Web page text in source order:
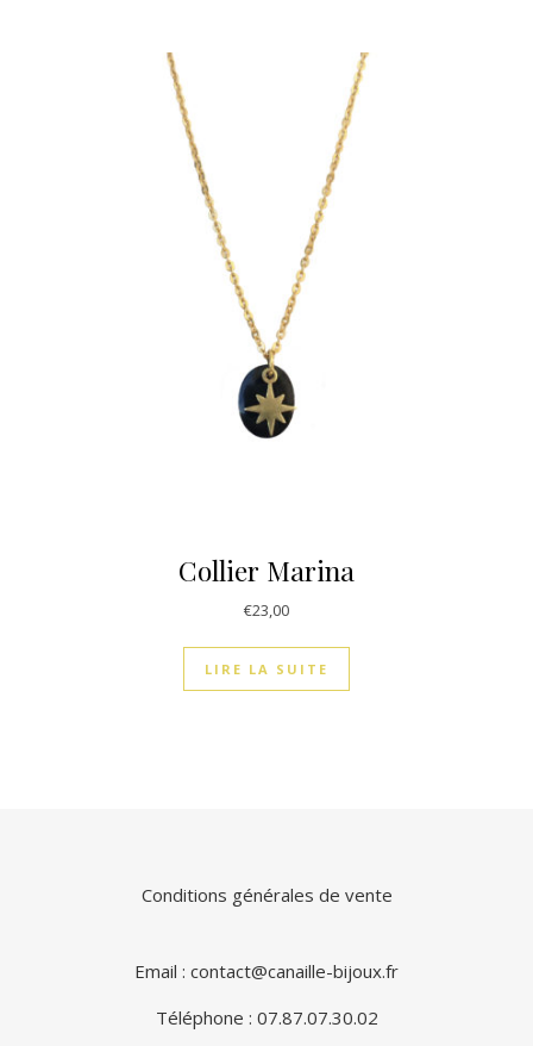
Collier Marina
€23,00
LIRE LA SUITE
Conditions générales de vente
Email : contact@canaille-bijoux.fr
Téléphone : 07.87.07.30.02